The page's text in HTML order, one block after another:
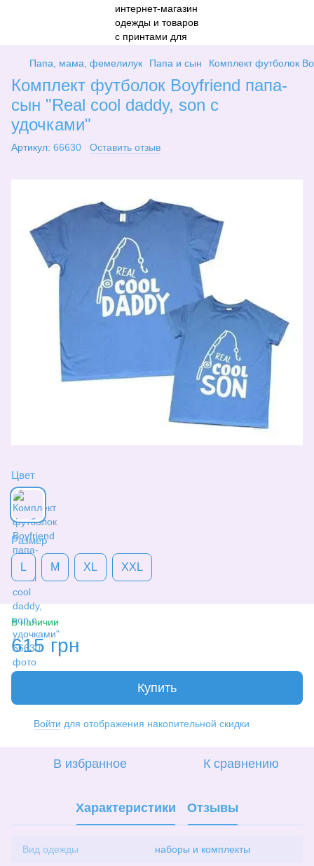
Папа, мама, фемелилук Папа и сын Комплект футболок
Комплект футболок Boyfriend папа-
сын "Real cool daddy, son с
удочками"
Артикул: 66630 Оставить отзыв
Цвет
Размер
L M XL XXL
В наличии
615 грн
Купить
Войти для отображения накопительной скидки
В избранное К сравнению
Характеристики Отзывы
Вид одежды наборы и комплекты